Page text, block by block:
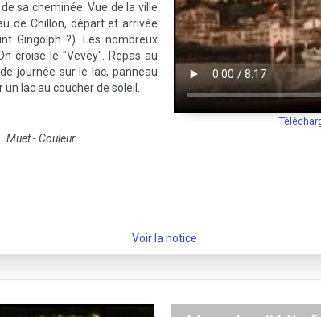
sa cheminée. Vue de la ville
de Chillon, départ et arrivée
Gingolph ?). Les nombreux
croise le "Vevey". Repas au
journée sur le lac, panneau
lac au coucher de soleil.
Muet - Couleur
Voir la notice